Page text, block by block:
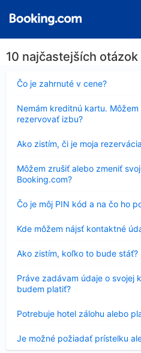
10 najčastejších otázok
Čo je zahrnuté v cene?
Nezobrazuje
sa
Nemám kreditnú kartu.
rezervovať izbu?
sa
Ako zistím, či je moja
sa
Môžem zrušiť alebo zmeniť
Booking.com?
sa
Čo je môj PIN kód a na čo ho
Nezobrazuje
sa
Kde môžem nájsť kontaktné
sa
Ako zistím, koľko to bude stáť?
sa
Práve zadávam údaje o svojej
budem platiť?
sa
Potrebuje hotel zálohu alebo
sa
Je možné požiadať prístelku
sa